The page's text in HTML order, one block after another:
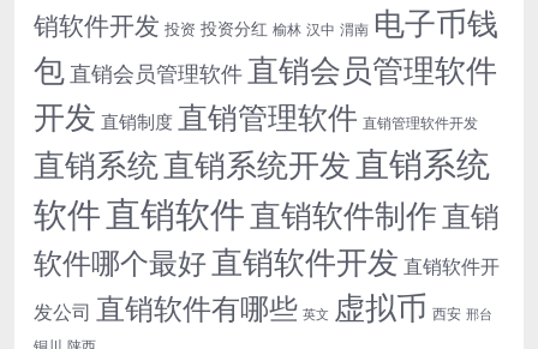
销软件开发 投资 投资分红 榆林 汉中 渭南 电子币钱
包 直销会员管理软件 直销会员管理软件
开发 直销制度 直销管理软件 直销管理软件开发
直销系统直销系统开发直销系统
软件直销软件直销软件制作直销
软件哪个最好直销软件开发 直销软件开
发公司 直销软件有哪些 英文 虚拟币 西安 邢台